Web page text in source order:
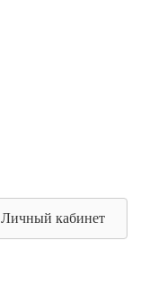
Личный кабинет